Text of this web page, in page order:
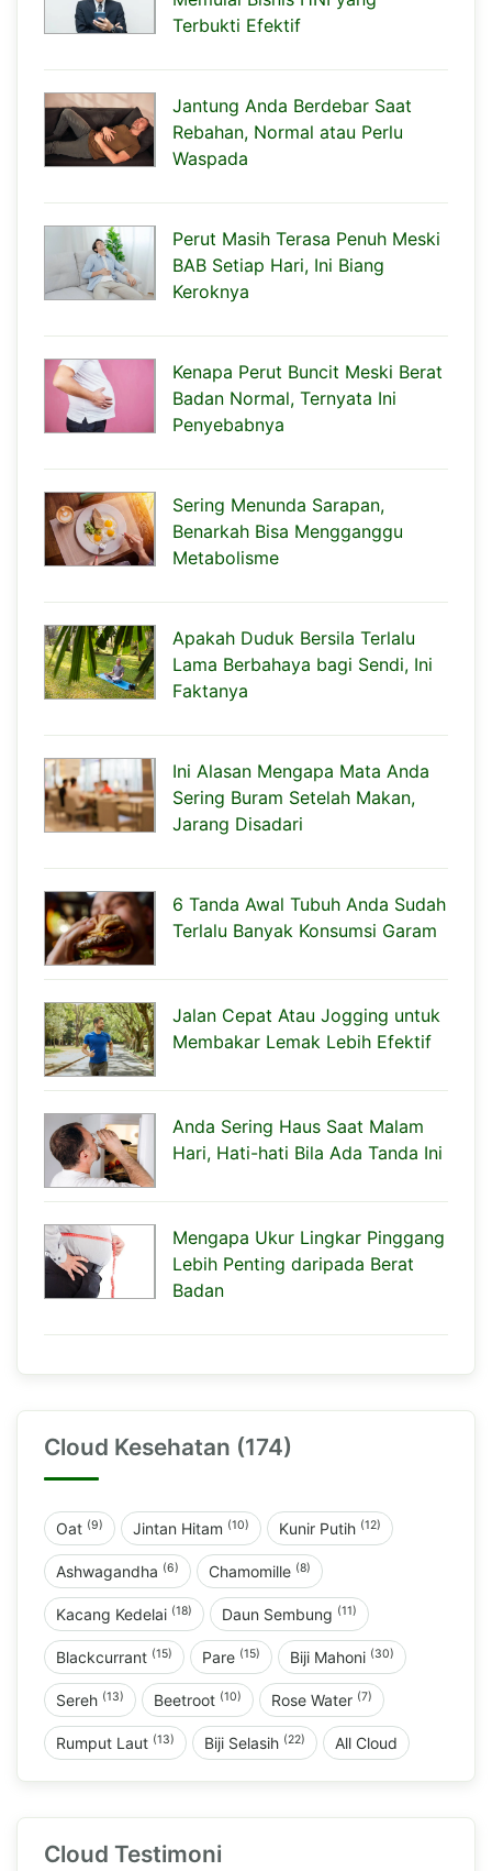
Terbukti Efektif
Jantung Anda Berdebar Saat
Rebahan, Normal atau Perlu
Waspada
Perut Masih Terasa Penuh Meski
BAB Setiap Hari, Ini Biang
Keroknya
Kenapa Perut Buncit Meski Berat
Badan Normal, Ternyata Ini
Penyebabnya
Sering Menunda Sarapan,
Benarkah Bisa Mengganggu
Metabolisme
Apakah Duduk Bersila Terlalu
Lama Berbahaya bagi Sendi, Ini
Faktanya
Ini Alasan Mengapa Mata Anda
Sering Buram Setelah Makan,
Jarang Disadari
6 Tanda Awal Tubuh Anda Sudah
Terlalu Banyak Konsumsi Garam
Jalan Cepat Atau Jogging untuk
Membakar Lemak Lebih Efektif
Anda Sering Haus Saat Malam
Hari, Hati-hati Bila Ada Tanda Ini
Mengapa Ukur Lingkar Pinggang
Lebih Penting daripada Berat
Badan
Cloud Kesehatan (174)
Oat (9) Jintan Hitam (10) Kunir Putih (12)
Ashwagandha (6) Chamomille (8)
Kacang Kedelai (18) Daun Sembung (11)
Blackcurrant (15) Pare (15) Biji Mahoni (30)
Sereh (13) Beetroot (10) Rose Water (7)
Rumput Laut (13) Biji Selasih (22) All Cloud
Cloud Testimoni